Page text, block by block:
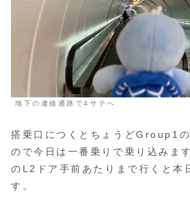
地下の連絡通路で4サテへ
搭乗口につくとちょうどGroup1
ので今日は一番乗りで乗り込みま
のL2ドア手前あたりまで行くと本
す。